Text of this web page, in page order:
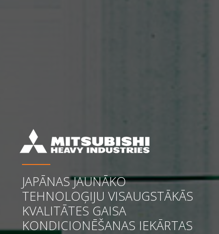
JAPĀNAS JAUNĀKO
TEHNOLOĢIJU VISAUGSTĀKĀS
KVALITĀTES GAISA
KONDICIONĒŠANAS IEKĀRTAS